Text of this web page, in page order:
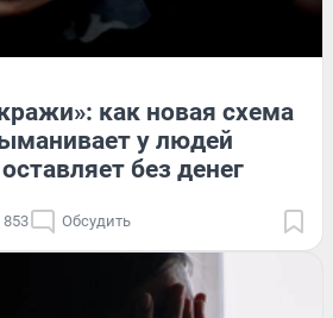
как новая схема
у людей
без денег
853 Обсудить